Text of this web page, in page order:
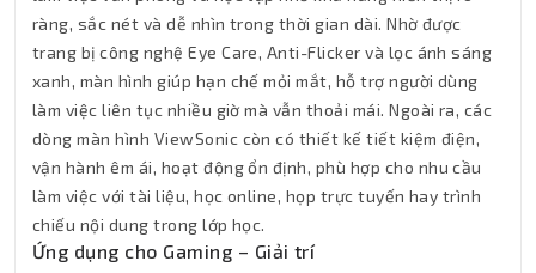
ràng, sắc nét và dễ nhìn trong thời gian dài. Nhờ được
trang bị công nghệ Eye Care, Anti-Flicker và lọc ánh sáng
xanh, màn hình giúp hạn chế mỏi mắt, hỗ trợ người dùng
làm việc liên tục nhiều giờ mà vẫn thoải mái. Ngoài ra, các
dòng màn hình ViewSonic còn có thiết kế tiết kiệm điện,
vận hành êm ái, hoạt động ổn định, phù hợp cho nhu cầu
làm việc với tài liệu, học online, họp trực tuyến hay trình
chiếu nội dung trong lớp học.
Ứng dụng cho Gaming – Giải trí